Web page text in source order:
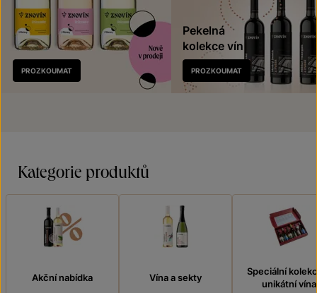
Nově
v prodeji
PROZKOUMAT
Pekelná
kolekce vín
PROZKOUMAT
Kategorie produktů
Akční nabídka Vína a sekty
Speciální
unikátní vína